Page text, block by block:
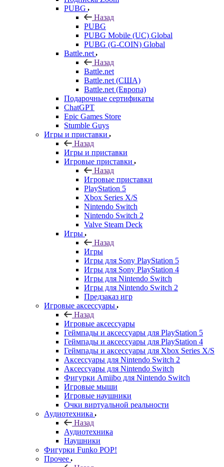
PUBG
Назад
PUBG
PUBG Mobile (UC) Global
PUBG (G-COIN) Global
Battle.net
Назад
Battle.net
Battle.net (США)
Battle.net (Европа)
Подарочные сертификаты
ChatGPT
Epic Games Store
Stumble Guys
Игры и приставки
Назад
Игры и приставки
Игровые приставки
Назад
Игровые приставки
PlayStation 5
Xbox Series X/S
Nintendo Switch
Nintendo Switch 2
Valve Steam Deck
Игры
Назад
Игры
Игры для Sony PlayStation 5
Игры для Sony PlayStation 4
Игры для Nintendo Switch
Игры для Nintendo Switch 2
Предзаказ игр
Игровые аксессуары
Назад
Игровые аксессуары
Геймпады и аксессуары для PlayStation 5
Геймпады и аксессуары для PlayStation 4
Геймпады и аксессуары для Xbox Series X/S
Аксессуары для Nintendo Switch 2
Аксессуары для Nintendo Switch
Фигурки Amiibo для Nintendo Switch
Игровые мыши
Игровые наушники
Очки виртуальной реальности
Аудиотехника
Назад
Аудиотехника
Наушники
Фигурки Funko POP!
Прочее